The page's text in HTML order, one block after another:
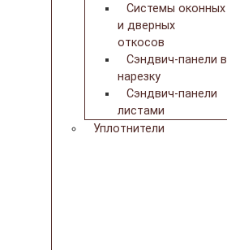
Системы оконных
и дверных
откосов
Сэндвич-панели в
нарезку
Сэндвич-панели
листами
Уплотнители